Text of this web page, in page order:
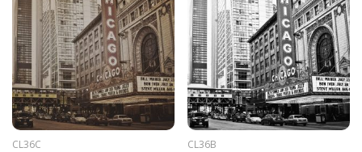
CL36C CL36B